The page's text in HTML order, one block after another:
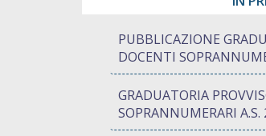
PUBBLICAZIONE
DOCENTI
GRADUATORIA
SOPRANNUMERARI